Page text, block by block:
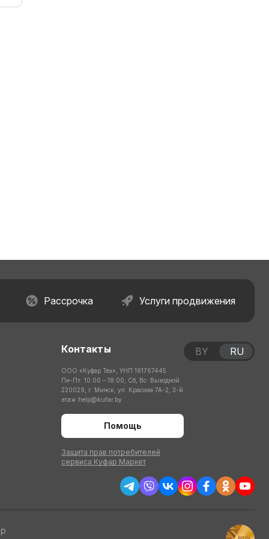
Рассрочка Услуги продвижения
Контакты
ООО «Куфар Тех», УНП 191767445
Пн-Пт: 10:00 – 18:00; Сб, Вс: Выходной
220029, г. Минск, ул. Красная 7А-2, 3-й
этаж help@kufar.by
Помощь
Защита прав потребителей
сервиса Куфар Маркет
BY RU